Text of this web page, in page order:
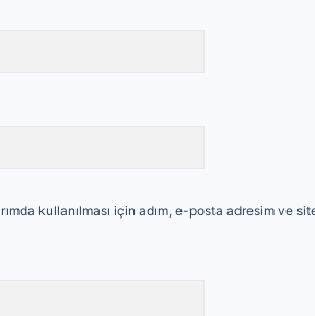
kullanılması için adım, e-posta adresim ve